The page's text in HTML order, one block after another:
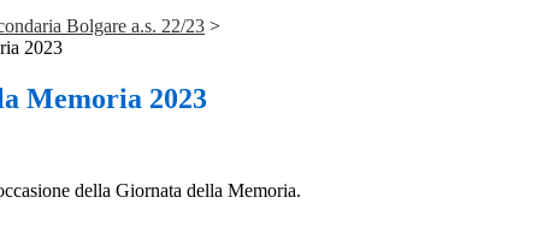
Bolgare a.s. 22/23 >
2023
Memoria 2023
della Giornata della Memoria.